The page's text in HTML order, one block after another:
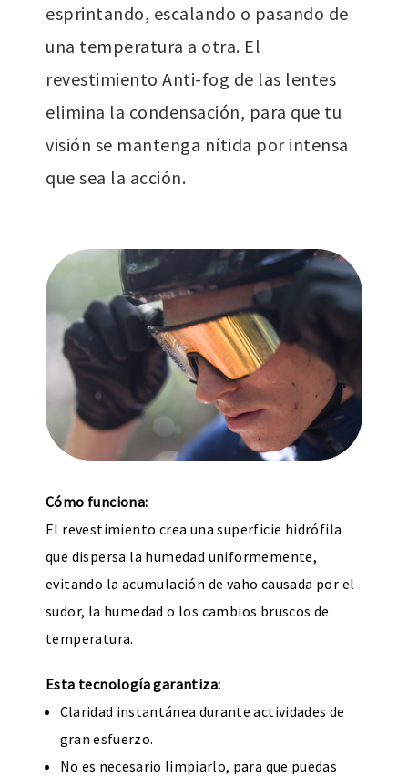
esprintando, escalando o pasando de
una temperatura a otra. El
revestimiento Anti-fog de las lentes
elimina la condensación, para que tu
visión se mantenga nítida por intensa
que sea la acción.
Cómo funciona:
El revestimiento crea una superficie hidrófila
que dispersa la humedad uniformemente,
evitando la acumulación de vaho causada por el
sudor, la humedad o los cambios bruscos de
temperatura.
Esta tecnología garantiza:
Claridad instantánea durante actividades de
gran esfuerzo.
No es necesario limpiarlo, para que puedas